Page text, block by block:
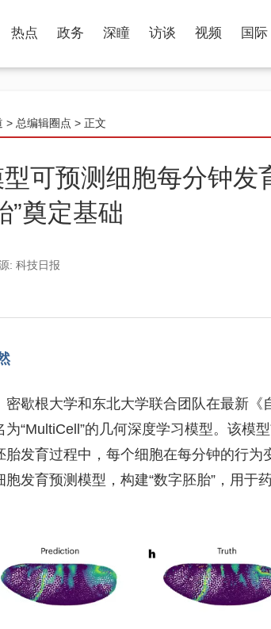
热点 政务 深瞳 访谈 视频 国际
> 总编辑圈点 > 正文
可预测细胞每分钟发
”奠定基础
: 科技日报
密歇根大学和东北大学联合团队在最新《
“MultiCell”的几何深度学习模型。该模
胎发育过程中，每个细胞在每分钟的行为
发育预测模型，构建“数字胚胎”，用于